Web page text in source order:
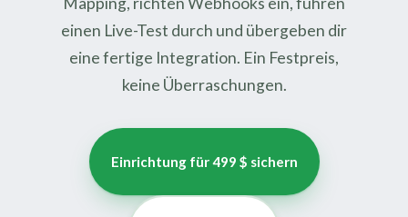
einen Live-Test durch und übergeben dir
eine fertige Integration. Ein Festpreis,
keine Überraschungen.
Einrichtung für 499 $ sichern